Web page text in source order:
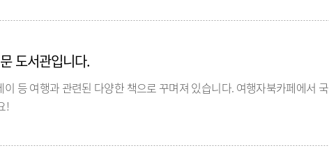
도서관입니다.
등 여행과 관련된 다양한 책으로 꾸며져 있습니다. 여행자북카페에서 국
!